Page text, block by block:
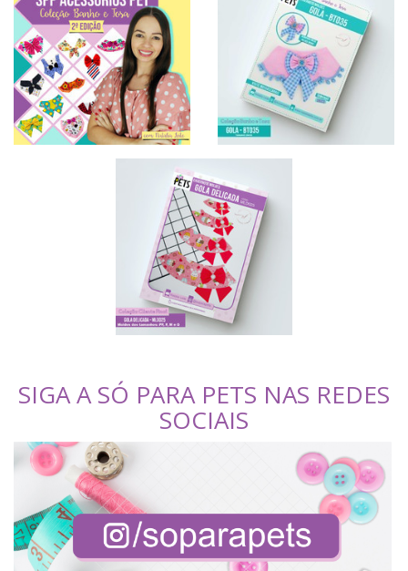
SIGA A SÓ PARA PETS NAS REDES
SOCIAIS